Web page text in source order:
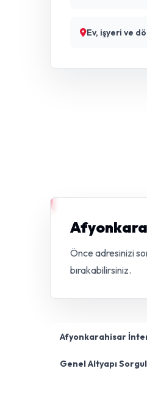
Ev, işyeri ve
Önce adresinizi
bırakabilirsiniz.
Afyonkarahisar
Genel Altyapı